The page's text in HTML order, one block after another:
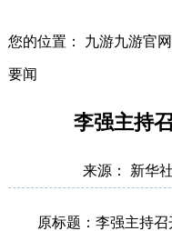
您的位置： 九游九游官
要闻
李强主持
来源： 新华社
原标题：李强主持